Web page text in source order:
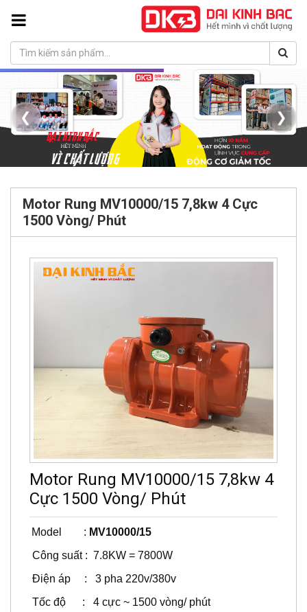
❮ ❯
Motor Rung MV10000/15 7,8kw 4 Cực
1500 Vòng/ Phút
Motor Rung MV10000/15 7,8kw 4
Cực 1500 Vòng/ Phút
Model : MV10000/15
Công suất : 7.8KW = 7800W
Điện áp : 3 pha 220v/380v
Tốc độ : 4 cực ~ 1500 vòng/ phút